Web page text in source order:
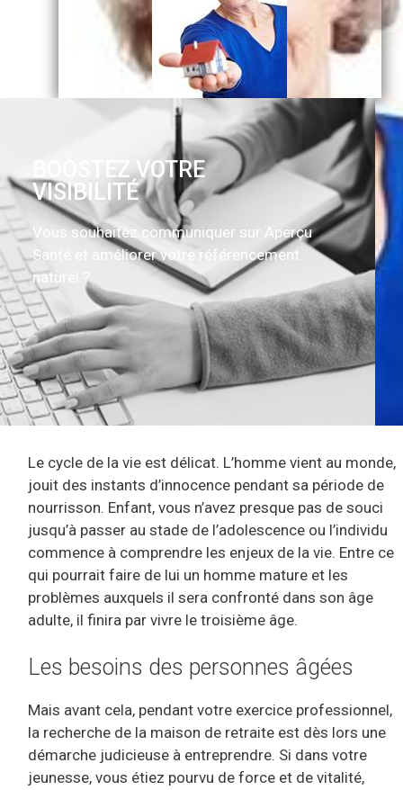
BOOSTEZ VOTRE
VISIBILITÉ
Vous souhaitez communiquer sur Aperçu
Santé et améliorer votre référencement
naturel ?
Le cycle de la vie est délicat. L’homme vient au monde,
jouit des instants d’innocence pendant sa période de
nourrisson. Enfant, vous n’avez presque pas de souci
jusqu’à passer au stade de l’adolescence ou l’individu
commence à comprendre les enjeux de la vie. Entre ce
qui pourrait faire de lui un homme mature et les
problèmes auxquels il sera confronté dans son âge
adulte, il finira par vivre le troisième âge.
Les besoins des personnes âgées
Mais avant cela, pendant votre exercice professionnel,
la recherche de la maison de retraite est dès lors une
démarche judicieuse à entreprendre. Si dans votre
jeunesse, vous étiez pourvu de force et de vitalité,